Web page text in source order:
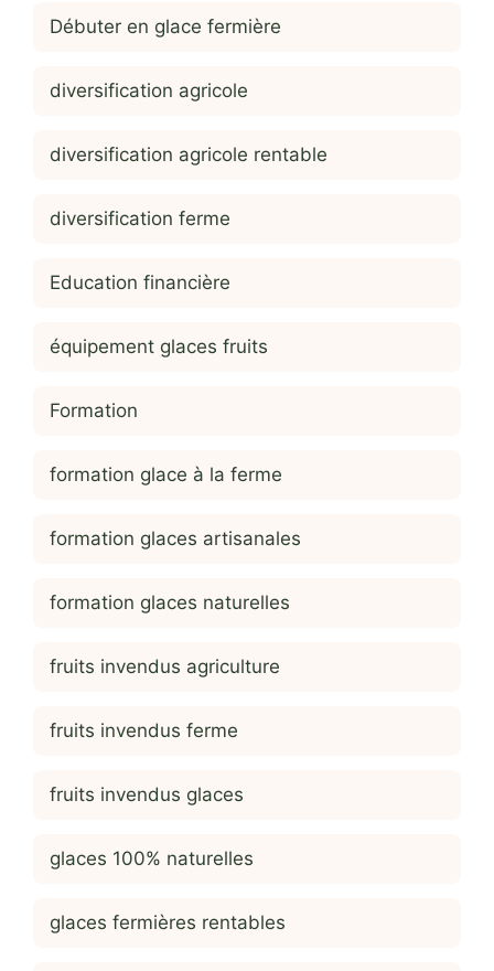
Débuter en glace fermière
diversification agricole
diversification agricole rentable
diversification ferme
Education financière
équipement glaces fruits
Formation
formation glace à la ferme
formation glaces artisanales
formation glaces naturelles
fruits invendus agriculture
fruits invendus ferme
fruits invendus glaces
glaces 100% naturelles
glaces fermières rentables